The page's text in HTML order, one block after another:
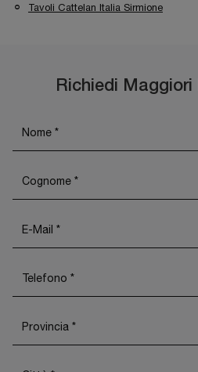
Tavoli Cattelan Italia Sirmione
Richiedi